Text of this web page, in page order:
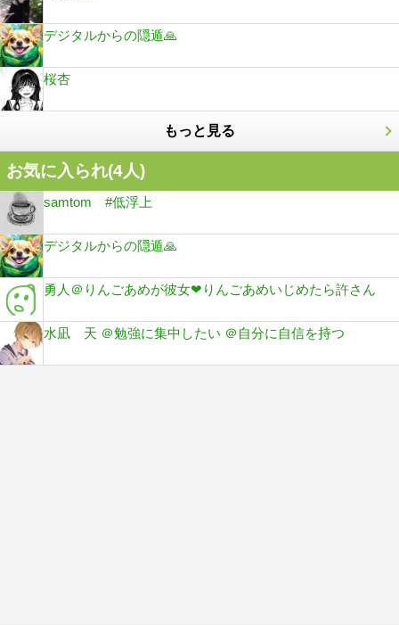
デジタルからの隠遁🙏
桜杏
もっと見る
お気に入られ(4人)
samtom #低浮上
デジタルからの隠遁🙏
勇人＠りんごあめが彼女❤りんごあめいじめたら許さん
水凪 天 ＠勉強に集中したい ＠自分に自信を持つ